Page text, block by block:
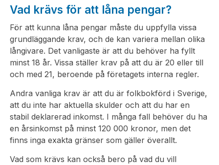
Vad krävs för att låna pengar?
För att kunna låna pengar måste du uppfylla vissa
grundläggande krav, och de kan variera mellan olika
långivare. Det vanligaste är att du behöver ha fyllt
minst 18 år. Vissa ställer krav på att du är 20 eller till
och med 21, beroende på företagets interna regler.
Andra vanliga krav är att du är folkbokförd i Sverige,
att du inte har aktuella skulder och att du har en
stabil deklarerad inkomst. I många fall behöver du ha
en årsinkomst på minst 120 000 kronor, men det
finns inga exakta gränser som gäller överallt.
Vad som krävs kan också bero på vad du vill